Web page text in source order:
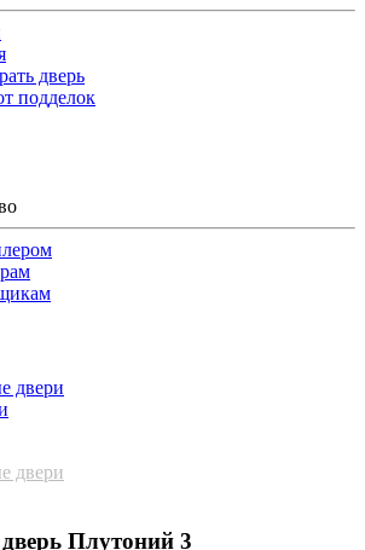
дверь
подделок
двери
двери
Плутоний 3